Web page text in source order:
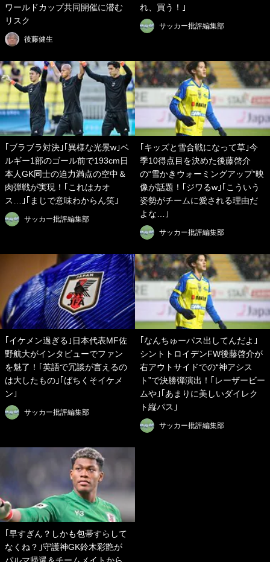
ワールドカップ共同開催に潜む
リスク
後藤健生
れ、買う！｣
サッカー批評編集部
｢ブラブラ対決｣｢異様な光景w｣ベ
ルギー1部のゴール前で193cm日
本人GK同士の迫力満点の空中＆
肉弾戦が実現！｢これはカオ
ス…｣｢まじで意味わからん笑｣
サッカー批評編集部
｢キッズと雪合戦になって草｣今
季10得点目を決めた後藤啓介
の“雪かきウォーミングアップ”映
像が話題！｢ジワるw｣｢こういう
姿勢がチームに愛される理由だ
よな…｣
サッカー批評編集部
｢イケメン過ぎる｣日本代表MF佐
野航大がインタビューでファン
を魅了！｢英語で冗談が言えるの
は大したもの｣｢ばちくそイケメ
ン｣
サッカー批評編集部
｢なんちゅーパス出してんだよ｣
シントトロイデンFW後藤啓介が
右アウトサイドでの“神アシス
ト”で決勝弾演出！｢レーザービー
ムや｣｢あまりに美しいダイレク
ト縦パス｣
サッカー批評編集部
｢早すぎん？しかも包帯すらして
なくね？｣守護神GK鈴木彩艶が